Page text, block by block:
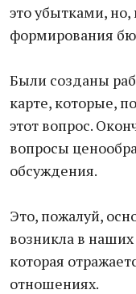
это убытками,
формирования
Были созданы
карте, которые,
этот вопрос.
вопросы
обсуждения.
Это, пожалуй,
возникла в
которая
отношениях.